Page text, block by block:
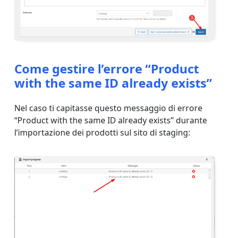
Come gestire l’errore “Product
with the same ID already exists”
Nel caso ti capitasse questo messaggio di errore
“Product with the same ID already exists” durante
l’importazione dei prodotti sul sito di staging: